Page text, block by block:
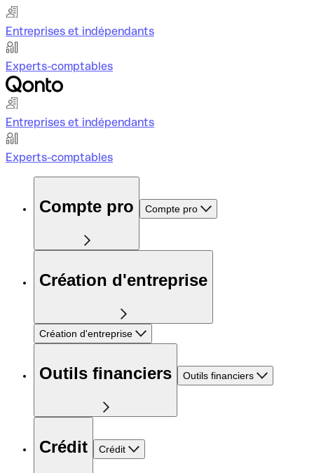
Entreprises et indépendants
Experts-comptables
Entreprises et indépendants
Experts-comptables
Compte pro Compte pro
Création d'entreprise
Création d'entreprise
Outils financiers Outils financiers
Crédit Crédit